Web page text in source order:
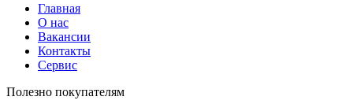
Главная
О нас
Вакансии
Контакты
Сервис
Полезно покупателям